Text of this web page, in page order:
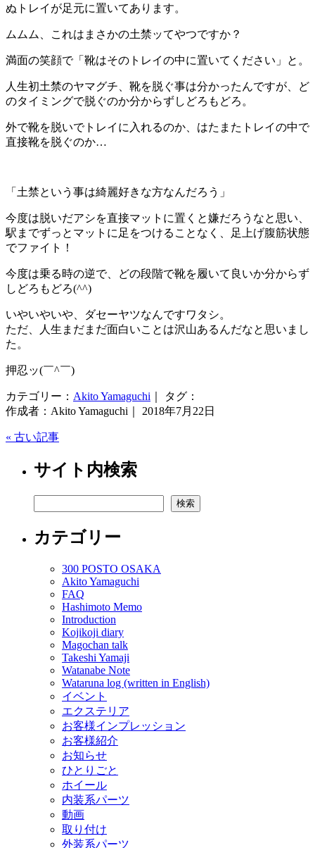
ぬトレイが足元に置いてあります。
ムムム、これはまさかの土禁ッてやつですか？
満面の笑顔で「靴はそのトレイの中に置いてください」と。
人生初土禁のヤマグチ、靴を脱ぐ事は分かったんですが、ど
のタイミングで脱ぐのか分からずしどろもどろ。
外で靴を脱いでトレイに入れるのか、はたまたトレイの中で
直接靴を脱ぐのか…
「土禁という事は綺麗好きな方なんだろう」
今度は脱いだアシを直接マットに置くと嫌だろうなと思い、
駅までずっとマットに足をつけることなく、足上げ腹筋状態
でファイト！
今度は乗る時の逆で、どの段階で靴を履いて良いか分からず
しどろもどろ(^^)
いやいやいや、ダセーヤツなんですワタシ。
ただ、人生まだまだ面白いことは沢山あるんだなと思いまし
た。
押忍ッ(￣^￣)ゞ
カテゴリー： Akito Yamaguchi ｜ タグ：
作成者：Akito Yamaguchi｜ 2018年7月22日
« 古い記事
サイト内検索
検索
カテゴリー
300 POSTO OSAKA
Akito Yamaguchi
FAQ
Hashimoto Memo
Introduction
Kojikoji diary
Magochan talk
Takeshi Yamaji
Watanabe Note
Wataruna log (written in English)
イベント
エクステリア
お客様インプレッション
お客様紹介
お知らせ
ひとりごと
ホイール
内装系パーツ
動画
取り付け
外装系パーツ